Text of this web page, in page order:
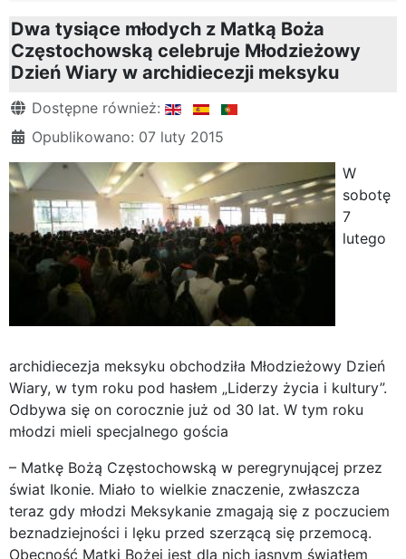
Dwa tysiące młodych z Matką Boża
Częstochowską celebruje Młodzieżowy
Dzień Wiary w archidiecezji meksyku
Szczegóły
Dostępne również:
Opublikowano: 07 luty 2015
W
sobotę
7
lutego
archidiecezja meksyku obchodziła Młodzieżowy Dzień
Wiary, w tym roku pod hasłem „Liderzy życia i kultury”.
Odbywa się on corocznie już od 30 lat. W tym roku
młodzi mieli specjalnego gościa
– Matkę Bożą Częstochowską w peregrynującej przez
świat Ikonie. Miało to wielkie znaczenie, zwłaszcza
teraz gdy młodzi Meksykanie zmagają się z poczuciem
beznadziejności i lęku przed szerzącą się przemocą.
Obecność Matki Bożej jest dla nich jasnym światłem